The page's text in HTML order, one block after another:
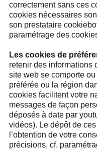
correctement sans ces
cookies nécessaires
son prestataire
paramétrage des
Les cookies de
retenir des informations
site web se comporte
préférée ou la région
cookies facilitent votre
messages de façon
déposés à date par
vidéos). Le dépôt de
l’obtention de votre
précisions, cf.